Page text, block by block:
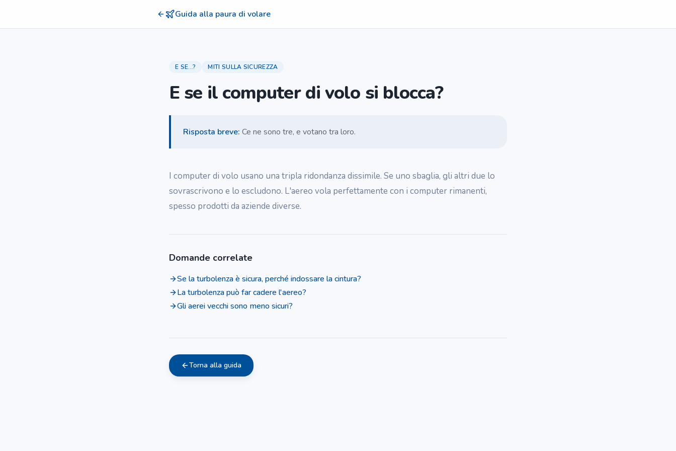
Guida alla paura di volare
E SE...? MITI SULLA SICUREZZA
E se il computer di volo si blocca?
Risposta breve: Ce ne sono tre, e votano tra loro.
I computer di volo usano una tripla ridondanza dissimile. Se uno sbaglia, gli altri due lo
sovrascrivono e lo escludono. L'aereo vola perfettamente con i computer rimanenti,
spesso prodotti da aziende diverse.
Domande correlate
Se la turbolenza è sicura, perché indossare la cintura?
La turbolenza può far cadere l'aereo?
Gli aerei vecchi sono meno sicuri?
Torna alla guida